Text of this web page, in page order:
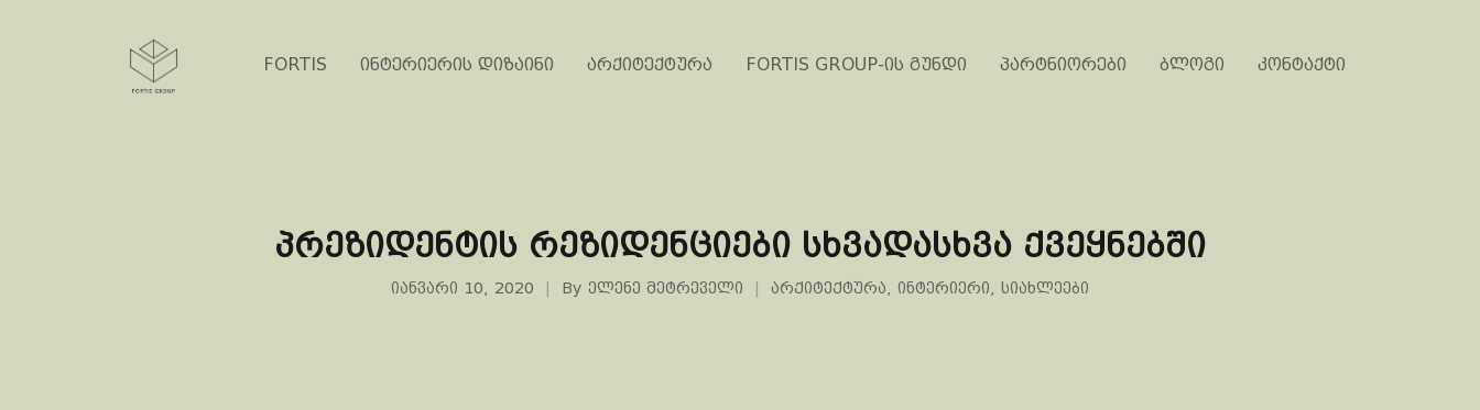
FORTIS ინტერიერის დიზაინი არქიტექტურა FORTIS GROUP-ის გუნდი პარტნიორები ბლოგი კონტაქტი
პრეზიდენტის რეზიდენციები სხვადასხვა ქვეყნებში
იანვარი 10, 2020 By ელენე მეტრეველი არქიტექტურა ინტერიერი სიახლეები